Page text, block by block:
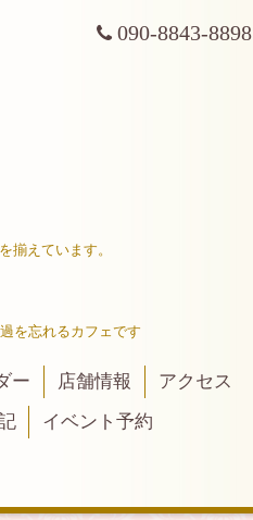
090-8843-8898
揃えています。
を忘れるカフェです
ー 店舗情報
アクセス
イベント予約